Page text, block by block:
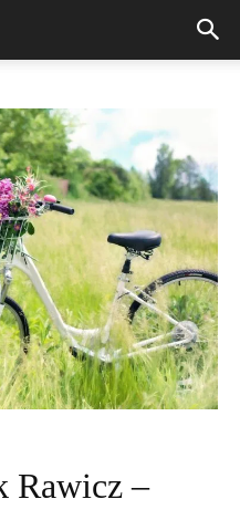
Rawicz –